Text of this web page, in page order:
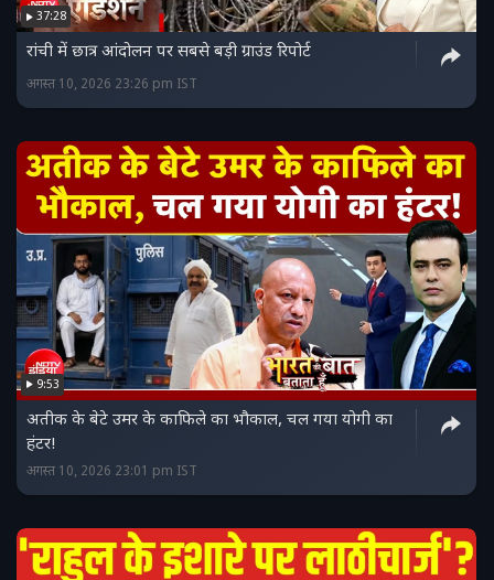
37:28
रांची में छात्र आंदोलन पर सबसे बड़ी ग्राउंड रिपोर्ट
अगस्त 10, 2026 23:26 pm IST
9:53
अतीक के बेटे उमर के काफिले का भौकाल, चल गया योगी का
हंटर!
अगस्त 10, 2026 23:01 pm IST